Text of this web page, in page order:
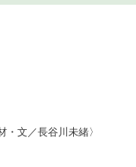
文／長谷川未緒〉